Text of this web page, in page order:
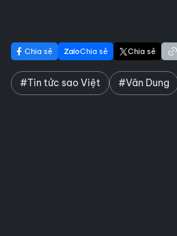
Chia sẻ Chia sẻ Chia sẻ
#Tin tức sao Việt #Vân Dung